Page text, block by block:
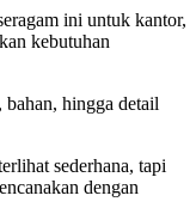
ini untuk kantor,
kebutuhan
hingga detail
sederhana, tapi
dengan